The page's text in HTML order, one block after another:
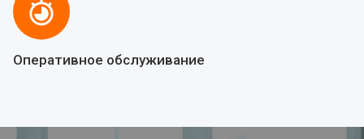
Оперативное обслуживание